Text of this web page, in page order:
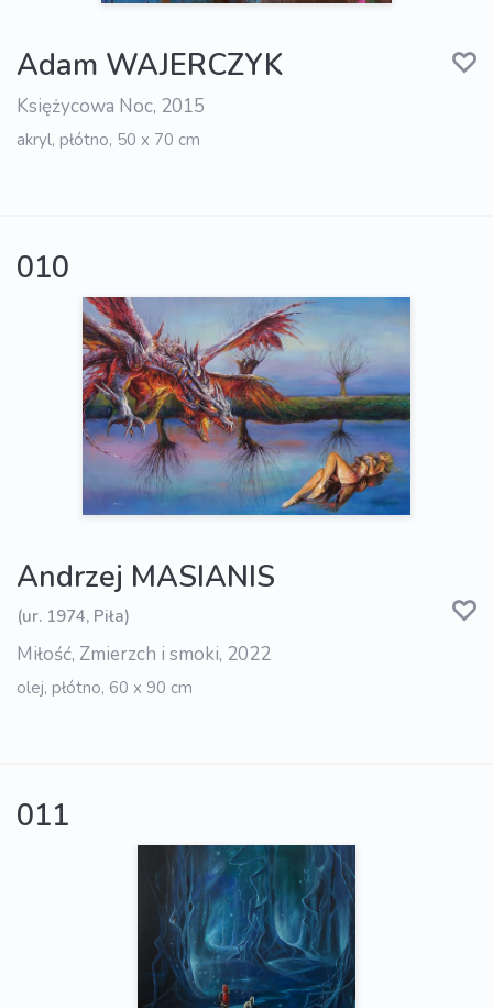
Adam WAJERCZYK
Księżycowa Noc, 2015
akryl, płótno, 50 x 70 cm
010
Andrzej MASIANIS
(ur. 1974, Piła)
Miłość, Zmierzch i smoki, 2022
olej, płótno, 60 x 90 cm
011